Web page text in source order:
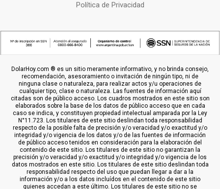
Política de Privacidad
DolarHoy.com ® es un sitio meramente informativo, y no brinda consejo,
recomendación, asesoramiento o invitación de ningún tipo, ni de
ninguna clase o naturaleza, para realizar actos y/u operaciones de
cualquier tipo, clase o naturaleza. Las fuentes de información aquí
citadas son de público acceso. Los cuadros mostrados en este sitio son
elaborados sobre la base de los datos de público acceso que en cada
caso se indica, y constituyen propiedad intelectual amparada por la Ley
N°11.723. Los titulares de este sitio deslindan toda responsabilidad
respecto de la posible falta de precisión y/o veracidad y/o exactitud y/o
integridad y/o vigencia de los datos y/o de las fuentes de información
de público acceso tenidos en consideración para la elaboración del
contenido de este sitio. Los titulares de este sitio no garantizan la
precisión y/o veracidad y/o exactitud y/o integridad y/o vigencia de los
datos mostrados en este sitio. Los titulares de este sitio deslindan toda
responsabilidad respecto del uso que puedan llegar a dar a la
información y/o a los datos incluídos en el contenido de este sitio
quienes accedan a este último. Los titulares de este sitio no se